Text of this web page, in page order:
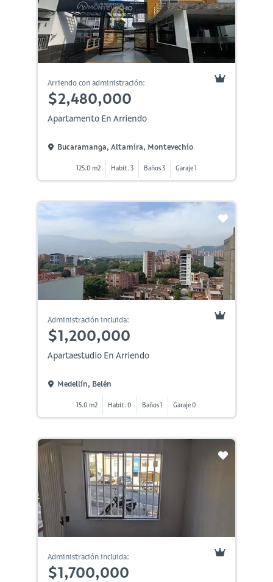
Arriendo con administración:
$2,480,000
Apartamento En Arriendo
Bucaramanga, Altamira, Montevechio
125.0 m2 Habit. 3 Baños 3 Garaje 1
Administración incluida:
$1,200,000
Apartaestudio En Arriendo
Medellín, Belén
15.0 m2 Habit. 0 Baños 1 Garaje 0
Administración incluida:
$1,700,000